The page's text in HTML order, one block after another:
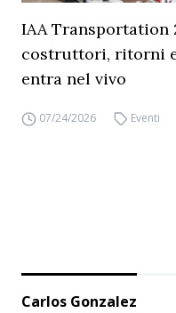
IAA Transportation
costruttori, ritorni
entra nel vivo
07/24/2026 Eventi
Carlos Gonzalez